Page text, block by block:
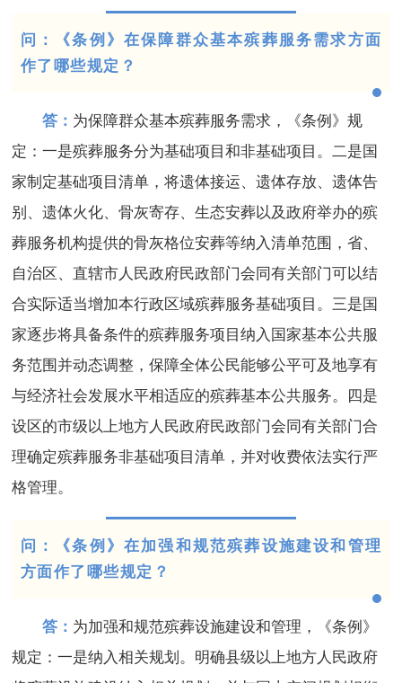
问：《条例》在保障群众基本殡葬服务需求方面
作了哪些规定？
答： 为保障群众基本殡葬服务需求，《条例》规
定：一是殡葬服务分为基础项目和非基础项目。二是国
家制定基础项目清单，将遗体接运、遗体存放、遗体告
别、遗体火化、骨灰寄存、生态安葬以及政府举办的殡
葬服务机构提供的骨灰格位安葬等纳入清单范围，省、
自治区、直辖市人民政府民政部门会同有关部门可以结
合实际适当增加本行政区域殡葬服务基础项目。三是国
家逐步将具备条件的殡葬服务项目纳入国家基本公共服
务范围并动态调整，保障全体公民能够公平可及地享有
与经济社会发展水平相适应的殡葬基本公共服务。四是
设区的市级以上地方人民政府民政部门会同有关部门合
理确定殡葬服务非基础项目清单，并对收费依法实行严
格管理。
问：《条例》在加强和规范殡葬设施建设和管理
方面作了哪些规定？
答： 为加强和规范殡葬设施建设和管理，《条例》
规定：一是纳入相关规划。明确县级以上地方人民政府